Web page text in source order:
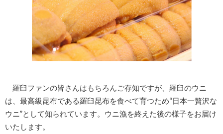
羅臼ファンの皆さんはもちろんご存知ですが、羅臼のウニ
は、最高級昆布である羅臼昆布を食べて育つため“日本一贅沢な
ウニ”として知られています。ウニ漁を終えた後の様子をお届け
いたします。